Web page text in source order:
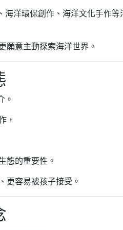
洋環保創作、海洋文化手作
願意主動探索海洋世界。
。
，
態的重要性。
更容易被孩子接受。